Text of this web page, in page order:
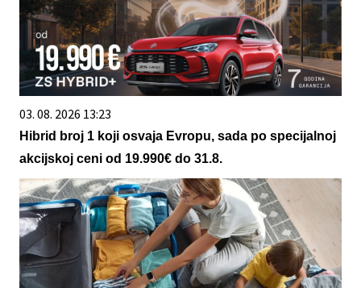
03. 08. 2026 13:23
Hibrid broj 1 koji osvaja Evropu, sada po specijalnoj
akcijskoj ceni od 19.990€ do 31.8.